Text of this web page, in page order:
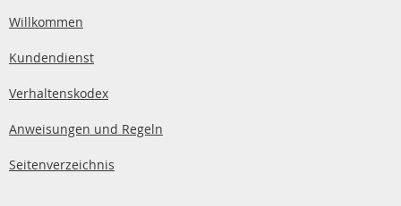
Willkommen
Kundendienst
Verhaltenskodex
Anweisungen und Regeln
Seitenverzeichnis